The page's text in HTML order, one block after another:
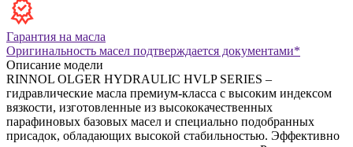
Гарантия на масла
Оригинальность масел подтверждается документами*
Описание модели
RINNOL OLGER HYDRAULIC HVLP SERIES –
гидравлические масла премиум-класса с высоким индексом
вязкости, изготовленные из высококачественных
парафиновых базовых масел и специально подобранных
присадок, обладающих высокой стабильностью. Эффективно